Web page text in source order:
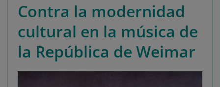
Contra la modernidad
cultural en la música de
la República de Weimar